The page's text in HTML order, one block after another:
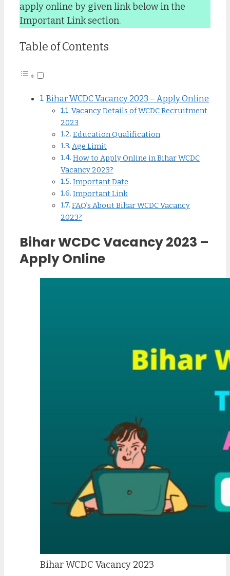
apply online by given link below in the
Important Link section.
Table of Contents
Bihar WCDC Vacancy 2023 – Apply Online
Vacancy Details of WCDC Recruitment
2023
Education Qualification
Age Limit
How to Apply Online in Bihar WCDC
Vacancy 2023?
Important Date
Important Link
FAQ’s About Bihar WCDC Vacancy
2023?
Bihar WCDC Vacancy 2023 –
Apply Online
Bihar WCDC Vacancy 2023